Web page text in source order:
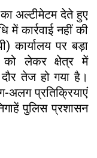
अल्टीमेटम देते हुए
में कार्रवाई नहीं की
कार्यालय पर बड़ा
को लेकर क्षेत्र में
तेज हो गया है।
अलग प्रतिक्रियाएं
पुलिस प्रशासन